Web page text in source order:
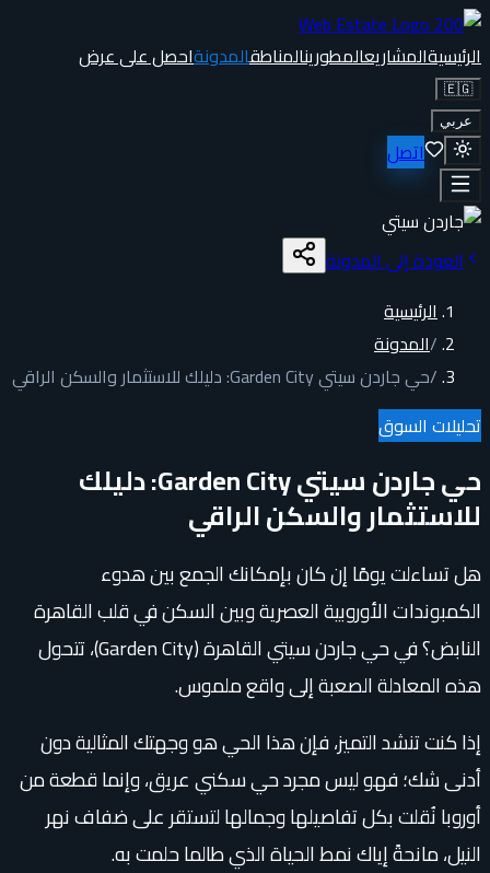
الرئيسيةالمشاريعالمطورينالمناطقالمدونةاحصل على عرض
🇪🇬
عربي
اتصل
العودة إلى المدونة
الرئيسية
/المدونة
/حي جاردن سيتي Garden City: دليلك للاستثمار والسكن الراقي
تحليلات السوق
حي جاردن سيتي Garden City: دليلك
للاستثمار والسكن الراقي
هل تساءلت يومًا إن كان بإمكانك الجمع بين هدوء
الكمبوندات الأوروبية العصرية وبين السكن في قلب القاهرة
النابض؟ في حي جاردن سيتي القاهرة (Garden City)، تتحول
هذه المعادلة الصعبة إلى واقع ملموس.
إذا كنت تنشد التميز، فإن هذا الحي هو وجهتك المثالية دون
أدنى شك؛ فهو ليس مجرد حي سكني عريق، وإنما قطعة من
أوروبا نُقلت بكل تفاصيلها وجمالها لتستقر على ضفاف نهر
النيل، مانحةً إياك نمط الحياة الذي طالما حلمت به.